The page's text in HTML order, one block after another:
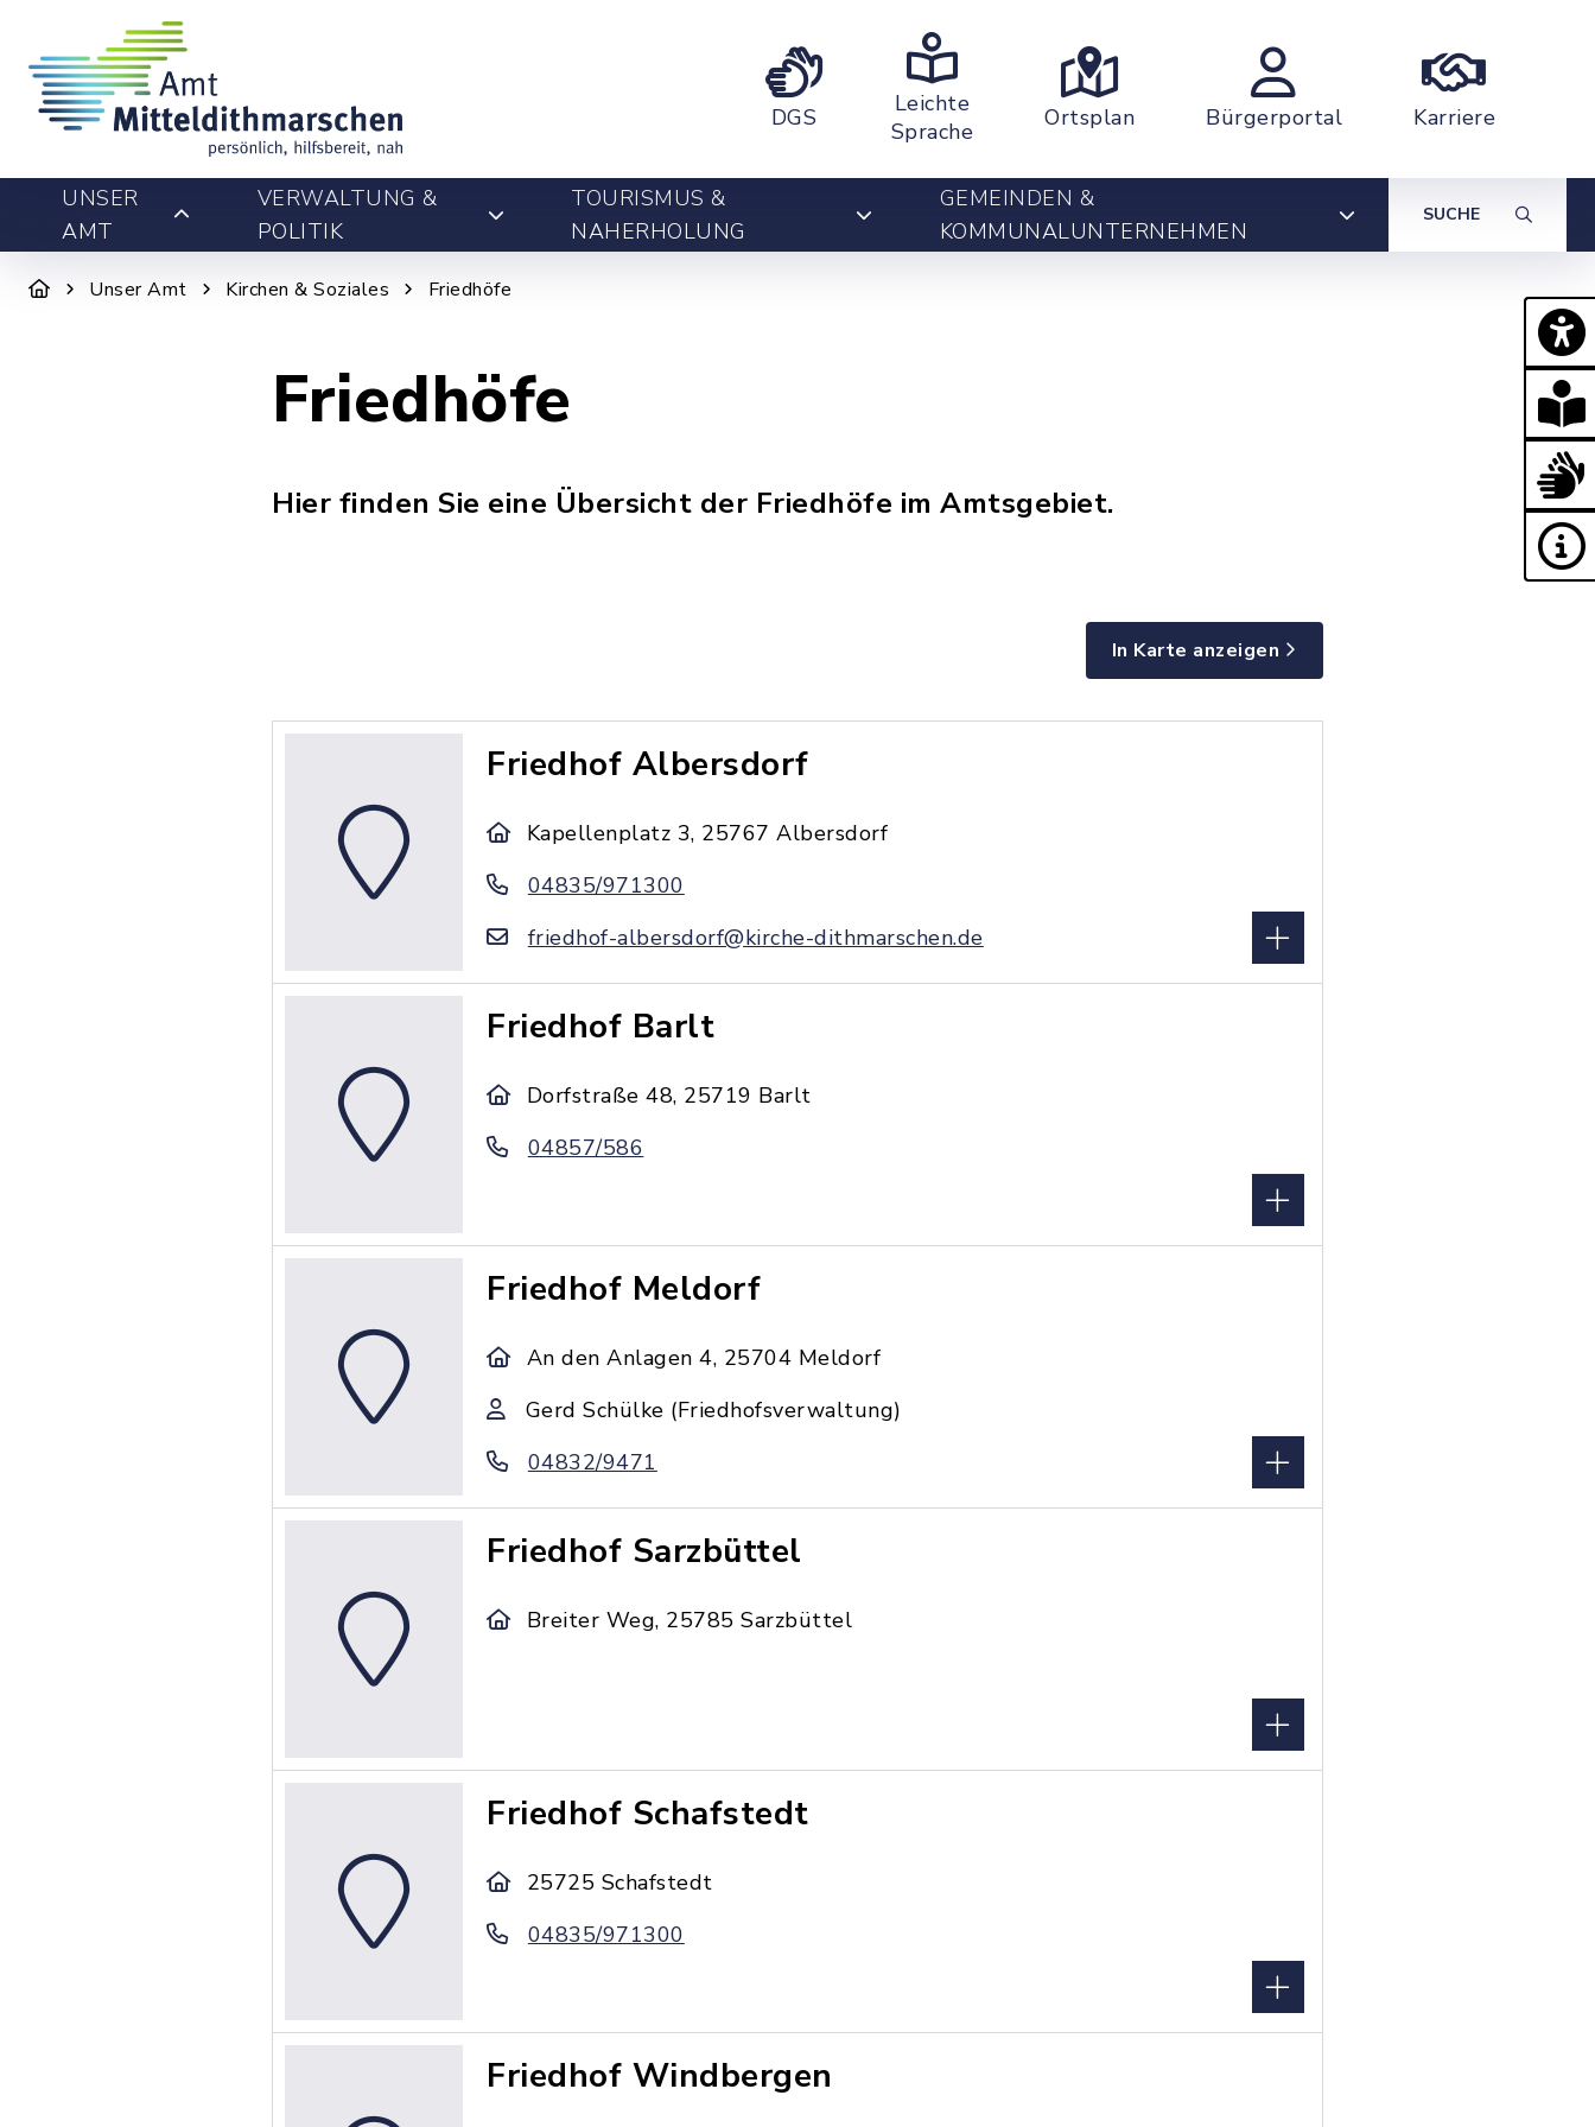
DGS
Leichte
Sprache
Ortsplan Bürgerportal Karriere
UNSER
AMT
VERWALTUNG &
POLITIK
TOURISMUS &
NAHERHOLUNG
GEMEINDEN &
KOMMUNALUNTERNEHMEN
SUCHE
Unser Amt Kirchen & Soziales Friedhöfe
Friedhöfe
Hier finden Sie eine Übersicht der Friedhöfe im Amtsgebiet.
In Karte anzeigen
Friedhof Albersdorf
Kapellenplatz 3, 25767 Albersdorf
04835/971300
friedhof-albersdorf@kirche-dithmarschen.de
Friedhof Barlt
Dorfstraße 48, 25719 Barlt
04857/586
Friedhof Meldorf
An den Anlagen 4, 25704 Meldorf
Gerd Schülke (Friedhofsverwaltung)
04832/9471
Friedhof Sarzbüttel
Breiter Weg, 25785 Sarzbüttel
Friedhof Schafstedt
25725 Schafstedt
04835/971300
Friedhof Windbergen